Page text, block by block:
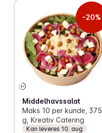
-20%
Middelhavssalat
Maks 10 per kunde, 375
g, Kreativ Catering
Kan leveres 10. aug